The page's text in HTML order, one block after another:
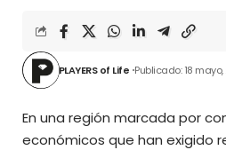
PLAYERS of Life Publicado: 18
En una región marcada por
económicos que han exigido